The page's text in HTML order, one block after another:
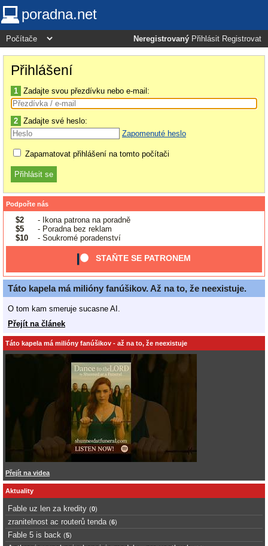
poradna.net
Neregistrovaný Přihlásit Registrovat
Přihlášení
1 Zadajte svou přezdívku nebo e-mail:
2 Zadajte své heslo:
Zapomenuté heslo
Zapamatovat přihlášení na tomto počítači
Podpořte nás
$2
- Ikona patrona na poradně
$5
- Poradna bez reklam
$10
- Soukromé poradenství
STAŇTE SE PATRONEM
Táto kapela má milióny fanúšikov. Až na to, že neexistuje.
O tom kam smeruje sucasne AI.
Přejít na článek
Táto kapela má milióny fanúšikov - až na to, že neexistuje
Přejít na videa
Aktuality
Fable uz len za kredity (0)
zranitelnost ac routerů tenda (6)
Fable 5 is back (5)